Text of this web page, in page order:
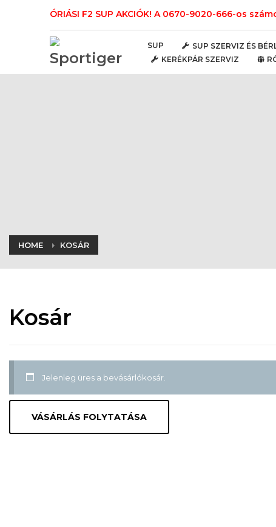
ÓRIÁSI F2 SUP AKCIÓK! A 0670-9020-666-os
SUP SUP SZERVIZ ÉS
KERÉKPÁR SZERVIZ
HOME KOSÁR
Kosár
Jelenleg üres a bevásárlókosár.
VÁSÁRLÁS FOLYTATÁSA